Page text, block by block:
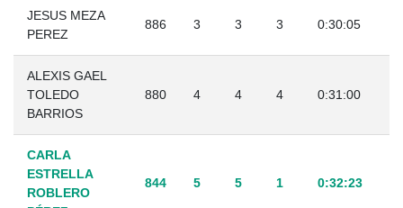
JESUS MEZA
PEREZ
886 3 3 3 0:30:05
ALEXIS GAEL
TOLEDO
BARRIOS
880 4 4 4 0:31:00
CARLA
ESTRELLA
ROBLERO
844 5 5 1 0:32:23